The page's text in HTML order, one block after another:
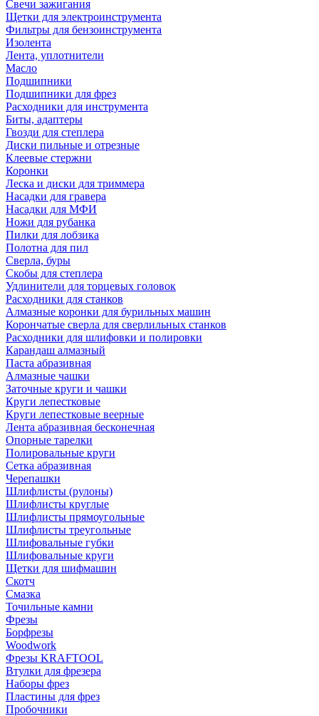
Свечи зажигания
Щетки для электроинструмента
Фильтры для бензоинструмента
Изолента
Лента, уплотнители
Масло
Подшипники
Подшипники для фрез
Расходники для инструмента
Биты, адаптеры
Гвозди для степлера
Диски пильные и отрезные
Клеевые стержни
Коронки
Леска и диски для триммера
Насадки для гравера
Насадки для МФИ
Ножи для рубанка
Пилки для лобзика
Полотна для пил
Сверла, буры
Скобы для степлера
Удлинители для торцевых головок
Расходники для станков
Алмазные коронки для бурильных машин
Корончатые сверла для сверлильных станков
Расходники для шлифовки и полировки
Карандаш алмазный
Паста абразивная
Алмазные чашки
Заточные круги и чашки
Круги лепестковые
Круги лепестковые веерные
Лента абразивная бесконечная
Опорные тарелки
Полировальные круги
Сетка абразивная
Черепашки
Шлифлисты (рулоны)
Шлифлисты круглые
Шлифлисты прямоугольные
Шлифлисты треугольные
Шлифовальные губки
Шлифовальные круги
Щетки для шифмашин
Скотч
Смазка
Точильные камни
Фрезы
Борфрезы
Woodwork
Фрезы KRAFTOOL
Втулки для фрезера
Наборы фрез
Пластины для фрез
Пробочники